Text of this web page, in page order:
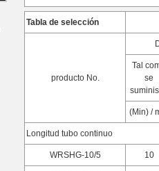
Tabla de selección
producto No.
Tal
se
(Min) /
Longitud tubo continuo
WRSHG-10/5 10